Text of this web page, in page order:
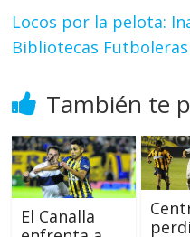
Locos por la pelota:
Bibliotecas
También te
El Canalla